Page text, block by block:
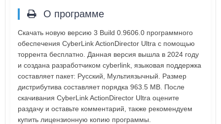
О программе
Скачать новую версию 3 Build 0.9606.0 программного
обеспечения CyberLink ActionDirector Ultra с помощью
торрента бесплатно. Данная версия вышла в 2024 году
и создана разработчиком cyberlink, языковая поддержка
составляет пакет: Русский, Мультиязычный. Размер
дистрибутива составляет порядка 963.5 MB. После
скачивания CyberLink ActionDirector Ultra оцените
раздачу и оставьте комментарий, также рекомендуем
купить лицензионную копию программы.